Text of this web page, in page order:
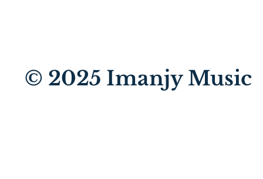
© 2025 Imanjy Music